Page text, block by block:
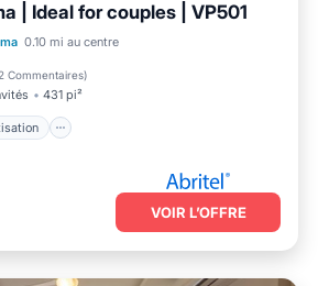
| Ideal for couples | VP501
0.10 mi au centre
Commentaires)
431 pi²
Climatisation
enfants
VOIR L’OFFRE